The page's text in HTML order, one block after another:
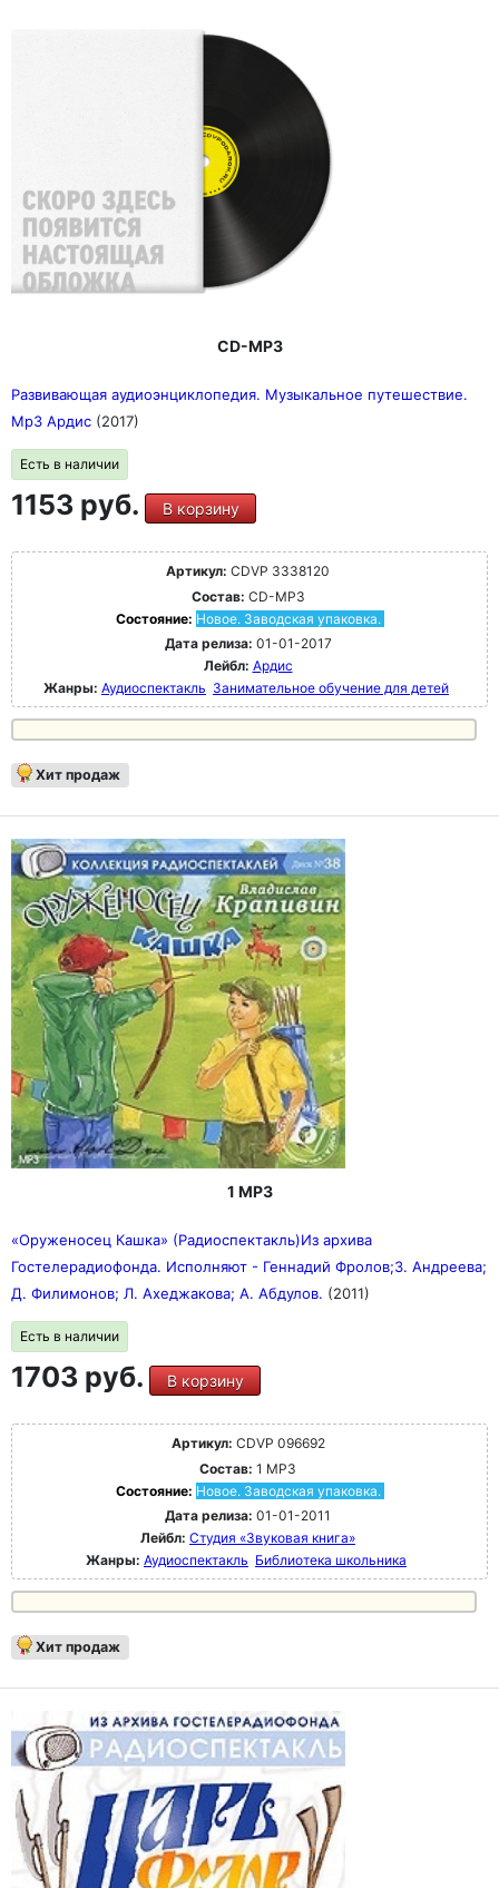
CD-MP3
Развивающая аудиоэнциклопедия. Музыкальное путешествие.
Мр3 Ардис (2017)
Есть в наличии
1153 руб. В корзину
Артикул: CDVP 3338120
Состав: CD-MP3
Состояние: Новое. Заводская упаковка.
Дата релиза: 01-01-2017
Лейбл: Ардис
Жанры: Аудиоспектакль Занимательное обучение для детей
Хит продаж
1 MP3
«Оруженосец Кашка» (Радиоспектакль)Из архива
Гостелерадиофонда. Исполняют - Геннадий Фролов;З. Андреева;
Д. Филимонов; Л. Ахеджакова; А. Абдулов. (2011)
Есть в наличии
1703 руб. В корзину
Артикул: CDVP 096692
Состав: 1 MP3
Состояние: Новое. Заводская упаковка.
Дата релиза: 01-01-2011
Лейбл: Студия «Звуковая книга»
Жанры: Аудиоспектакль Библиотека школьника
Хит продаж